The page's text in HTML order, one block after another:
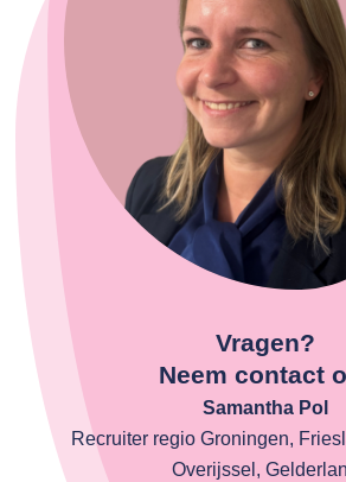
Vragen?
Neem contact
Samantha Pol
Recruiter regio Groningen,
Overijssel,